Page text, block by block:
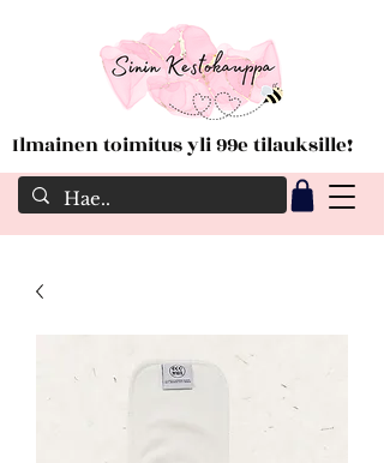
Ilmainen toimitus yli 99e tilauksille!